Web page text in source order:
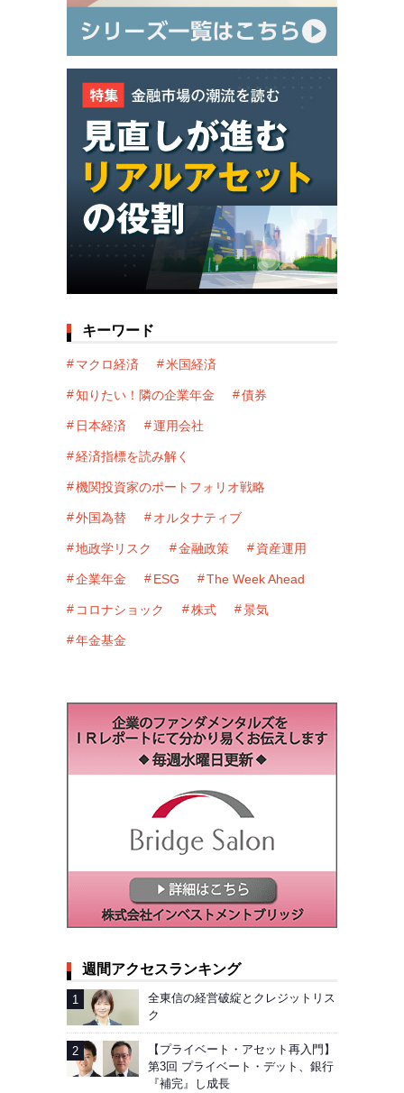
キーワード
マクロ経済 米国経済
知りたい！隣の企業年金 債券
日本経済 運用会社
経済指標を読み解く
機関投資家のポートフォリオ戦略
外国為替 オルタナティブ
地政学リスク 金融政策 資産運用
企業年金 ESG The Week Ahead
コロナショック 株式 景気
年金基金
週間アクセスランキング
全東信の経営破綻とクレジットリス
ク
【プライベート・アセット再入門】
第3回 プライベート・デット、銀行
『補完』し成長